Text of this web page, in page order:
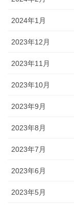
2024年1月
2023年12月
2023年11月
2023年10月
2023年9月
2023年8月
2023年7月
2023年6月
2023年5月